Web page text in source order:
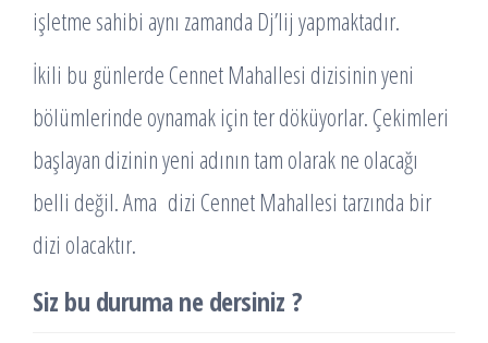
işletme sahibi aynı zamanda Dj’lij yapmaktadır.
İkili bu günlerde Cennet Mahallesi dizisinin yeni
bölümlerinde oynamak için ter döküyorlar. Çekimleri
başlayan dizinin yeni adının tam olarak ne olacağı
belli değil. Ama dizi Cennet Mahallesi tarzında bir
dizi olacaktır.
Siz bu duruma ne dersiniz ?